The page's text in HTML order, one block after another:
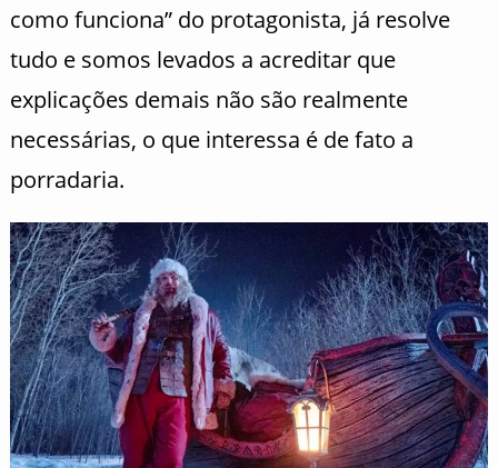
como funciona” do protagonista, já resolve
tudo e somos levados a acreditar que
explicações demais não são realmente
necessárias, o que interessa é de fato a
porradaria.